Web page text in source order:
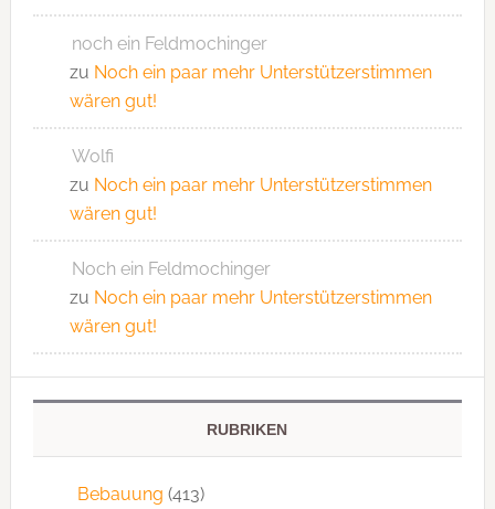
noch ein Feldmochinger
zu Noch ein paar mehr Unterstützerstimmen
wären gut!
Wolfi
zu Noch ein paar mehr Unterstützerstimmen
wären gut!
Noch ein Feldmochinger
zu Noch ein paar mehr Unterstützerstimmen
wären gut!
RUBRIKEN
Bebauung (413)